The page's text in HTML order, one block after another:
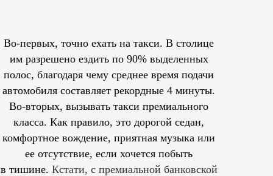
Во-первых, точно ехать на такси. В столице
им разрешеноездить по 90% выделенных
полос, благодаря чему среднее время подачи
автомобиля составляет рекордные 4 минуты.
Во-вторых, вызывать такси премиального
класса. Как правило, это дорогой седан,
комфортное вождение, приятная музыка или
ее отсутствие, если хочется побыть
в тишине. Кстати, с премиальной банковской